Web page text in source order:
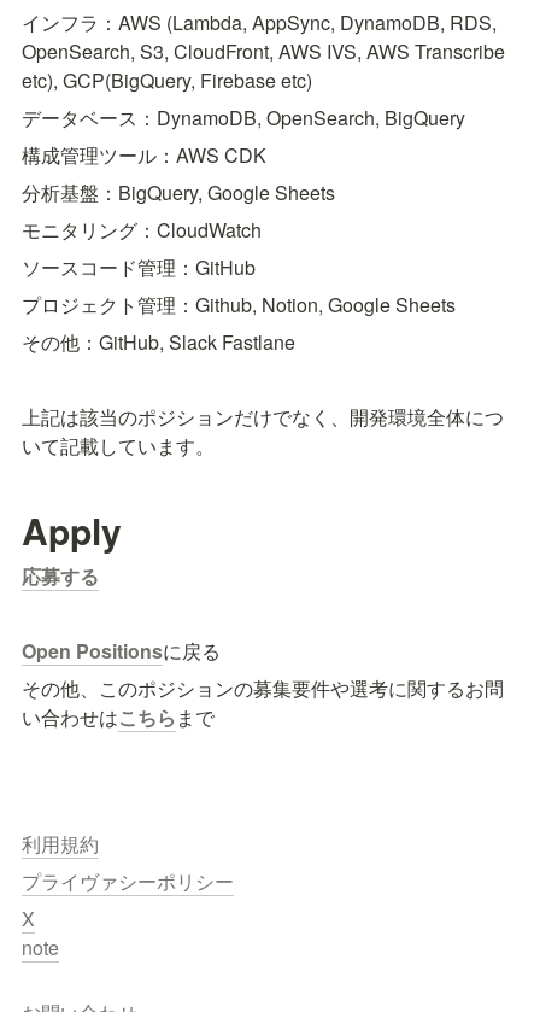
インフラ：AWS (Lambda, AppSync, DynamoDB, RDS,
OpenSearch, S3, CloudFront, AWS IVS, AWS Transcribe
etc), GCP(BigQuery, Firebase etc)
データベース：DynamoDB, OpenSearch, BigQuery
構成管理ツール：AWS CDK
分析基盤：BigQuery, Google Sheets
モニタリング：CloudWatch
ソースコード管理：GitHub
プロジェクト管理：Github, Notion, Google Sheets
その他：GitHub, Slack Fastlane
上記は該当のポジションだけでなく、開発環境全体につ
いて記載しています。
Apply
応募する
Open Positionsに戻る
その他、このポジションの募集要件や選考に関するお問
い合わせはこちら まで
利用規約
プライヴァシーポリシー
X
note